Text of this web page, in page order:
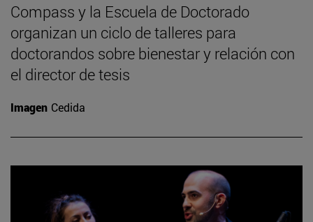
Compass y la Escuela de Doctorado
organizan un ciclo de talleres para
doctorandos sobre bienestar y relación con
el director de tesis
Imagen Cedida